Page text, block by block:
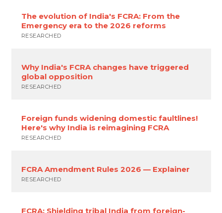
The evolution of India's FCRA: From the
Emergency era to the 2026 reforms
RESEARCHED
Why India's FCRA changes have triggered
global opposition
RESEARCHED
Foreign funds widening domestic faultlines!
Here's why India is reimagining FCRA
RESEARCHED
FCRA Amendment Rules 2026 — Explainer
RESEARCHED
FCRA: Shielding tribal India from foreign-